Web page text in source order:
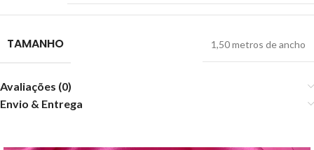
TAMANHO 1,50 metros de ancho
Avaliações (0)
Envio & Entrega